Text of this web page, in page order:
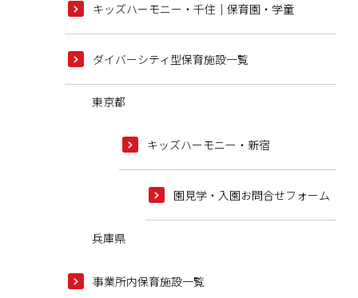
キッズハーモニー・千住｜保育園・学童
ダイバーシティ型保育施設一覧
東京都
キッズハーモニー・新宿
園見学・入園お問合せフォーム
兵庫県
事業所内保育施設一覧